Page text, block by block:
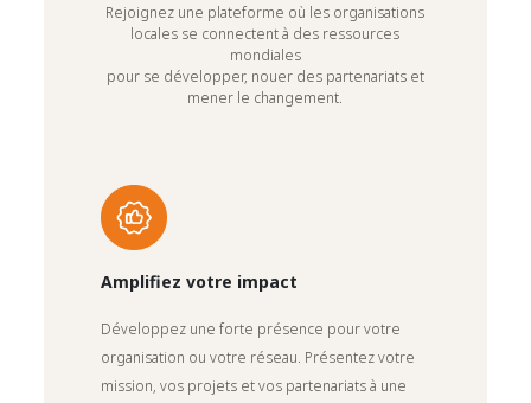
Rejoignez une plateforme où les organisations
locales se connectent à des ressources
mondiales
pour se développer, nouer des partenariats et
mener le changement.
Amplifiez votre impact
Développez une forte présence pour votre
organisation ou votre réseau. Présentez votre
mission, vos projets et vos partenariats à une